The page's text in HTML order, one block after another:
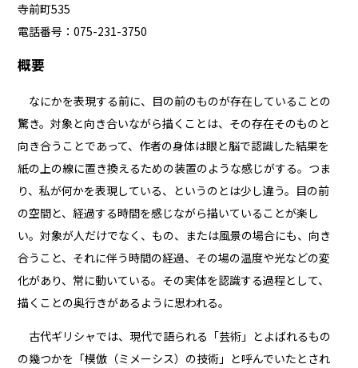
寺前町535
電話番号：075-231-3750
概要
なにかを表現する前に、目の前のものが存在していることの
驚き。対象と向き合いながら描くことは、その存在そのものと
向き合うことであって、作者の身体は眼と脳で認識した結果を
紙の上の線に置き換えるための装置のような感じがする。つま
り、私が何かを表現している、というのとは少し違う。目の前
の空間と、経過する時間を感じながら描いていることが楽し
い。対象が人だけでなく、もの、または風景の場合にも、向き
合うこと、それに伴う時間の経過、その場の温度や光などの変
化があり、常に動いている。その実体を認識する過程として、
描くことの奥行きがあるように思われる。
古代ギリシャでは、現代で語られる「芸術」とよばれるもの
の幾つかを「模倣（ミメーシス）の技術」と呼んでいたとされ